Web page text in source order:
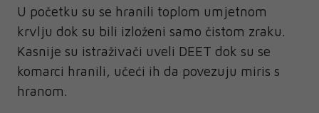
U početku su se hranili toplom umjetnom
krvlju dok su bili izloženi samo čistom zraku.
Kasnije su istraživači uveli DEET dok su se
komarci hranili, učeći ih da povezuju miris s
hranom.